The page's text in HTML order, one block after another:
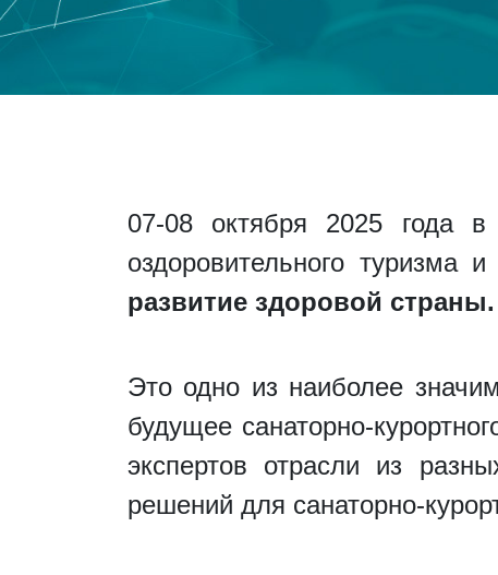
07-08 октября 2025 года
оздоровительного туризма
развитие здоровой
Это одно из наиболее
будущее санаторно-
экспертов отрасли из
решений для санаторно-